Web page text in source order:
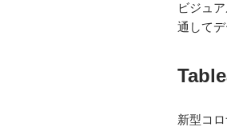
ビジュ
通して
新型コ